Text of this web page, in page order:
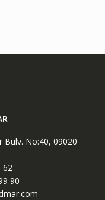
Bulv. No:40, 09020
62
90